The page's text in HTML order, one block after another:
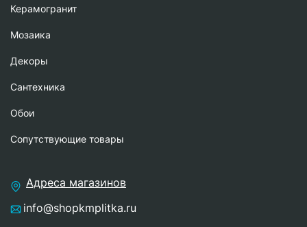
Керамогранит
Мозаика
Декоры
Сантехника
Обои
Сопутствующие товары
Адреса магазинов
info@shopkmplitka.ru